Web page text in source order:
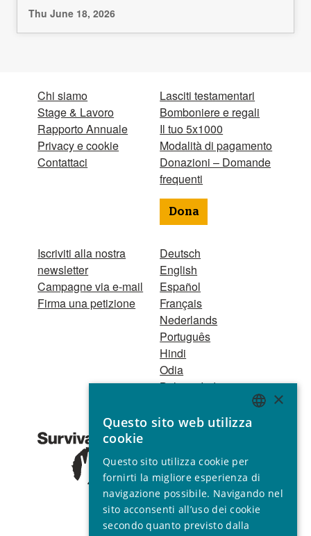
Thu June 18, 2026
Chi siamo
Stage & Lavoro
Rapporto Annuale
Privacy e cookie
Contattaci
Iscriviti alla nostra
newsletter
Campagne via e-mail
Firma una petizione
Lasciti testamentari
Bomboniere e regali
Il tuo 5x1000
Modalità di pagamento
Donazioni – Domande
frequenti
Dona
Deutsch
English
Español
Français
Nederlands
Português
Hindi
Odia
Bahasa Indonesia
Registro Persone
1521 Registered
charity no. 267444 ©
2001 - 2026
Tutti i diritti riservati.
ENGLISH
SPANISH
FRENCH
ITALIAN
×
Questo sito web utilizza
cookie
Questo sito utilizza cookie per
fornirti la migliore esperienza di
navigazione possibile. Navigando nel
sito acconsenti all’uso dei cookie
secondo quanto previsto dalla